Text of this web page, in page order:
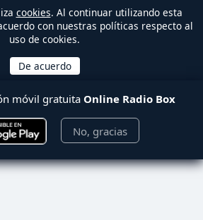
cookies. Al continuar utilizando esta
con nuestras políticas respecto al
uso de cookies.
móvil gratuita Online Radio Box
No, gracias